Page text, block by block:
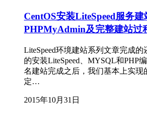
CentOS安装LiteSpeed服务
PHPMyAdmin及完整建站过
LiteSpeed环境建站系列文章完成
的安装LiteSpeed、MYSQL和PHP
名建站完成之后，我们基本上实现
定…
2015年10月31日